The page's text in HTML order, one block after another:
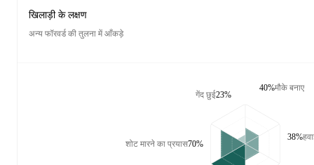
खिलाड़ी के लक्षण
अन्य फॉरवर्ड की तुलना में आँकड़े
गेंद छुई23%
शोट मारने का प्रयास70%
मौके बनाए
40%
38%